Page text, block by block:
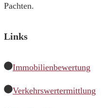
Pachten.
Links
Immobilienbewertung
Verkehrswertermittlung